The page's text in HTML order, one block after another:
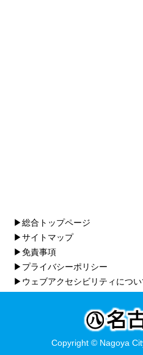
▶総合トップページ
▶サイトマップ
▶免責事項
▶プライバシーポリシー
▶ウェブアクセシビリティについ
Copyright © Nagoya